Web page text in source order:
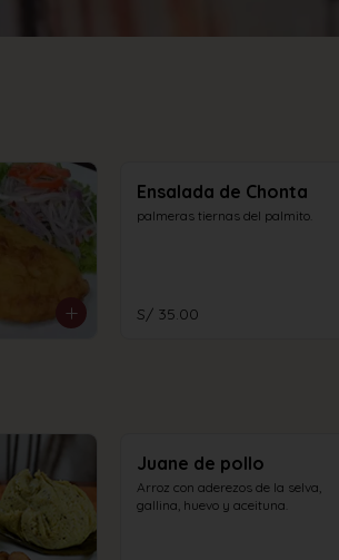
Ensalada de Chonta
palmeras tiernas del palmito.
S/ 35.00
Juane de pollo
Arroz con aderezos de la selva,
gallina, huevo y aceituna.